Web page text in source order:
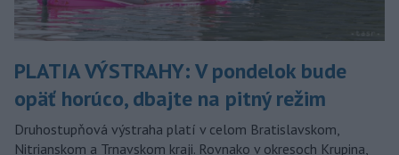
PLATIA VÝSTRAHY: V pondelok bude
opäť horúco, dbajte na pitný režim
Druhostupňová výstraha platí v celom Bratislavskom,
Nitrianskom a Trnavskom kraji. Rovnako v okresoch Krupina,